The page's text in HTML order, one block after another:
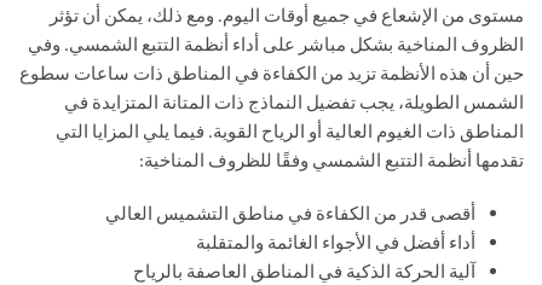
مستوى من الإشعاع في جميع أوقات اليوم. ومع ذلك، يمكن أن تؤثر
الظروف المناخية بشكل مباشر على أداء أنظمة التتبع الشمسي. وفي
حين أن هذه الأنظمة تزيد من الكفاءة في المناطق ذات ساعات سطوع
الشمس الطويلة، يجب تفضيل النماذج ذات المتانة المتزايدة في
المناطق ذات الغيوم العالية أو الرياح القوية. فيما يلي المزايا التي
تقدمها أنظمة التتبع الشمسي وفقًا للظروف المناخية:
أقصى قدر من الكفاءة في مناطق التشميس العالي
أداء أفضل في الأجواء الغائمة والمتقلبة
آلية الحركة الذكية في المناطق العاصفة بالرياح